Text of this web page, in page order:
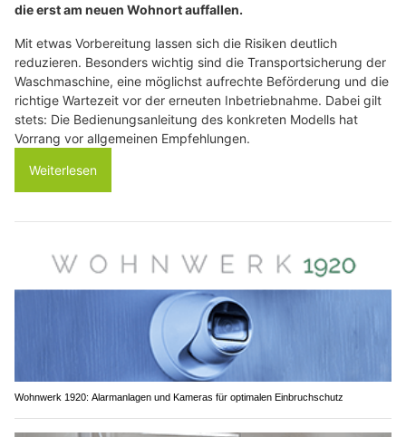
die erst am neuen Wohnort auffallen.
Mit etwas Vorbereitung lassen sich die Risiken deutlich
reduzieren. Besonders wichtig sind die Transportsicherung der
Waschmaschine, eine möglichst aufrechte Beförderung und die
richtige Wartezeit vor der erneuten Inbetriebnahme. Dabei gilt
stets: Die Bedienungsanleitung des konkreten Modells hat
Vorrang vor allgemeinen Empfehlungen.
Weiterlesen
Wohnwerk 1920: Alarmanlagen und Kameras für optimalen Einbruchschutz